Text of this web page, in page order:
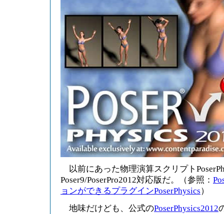
以前にあった物理演算スクリプト
Poser9/PoserPro2012対応版だ。（参照：
ョンができるプラグインPoserPhysics）
地味だけども、公式のPoserPhysics2012